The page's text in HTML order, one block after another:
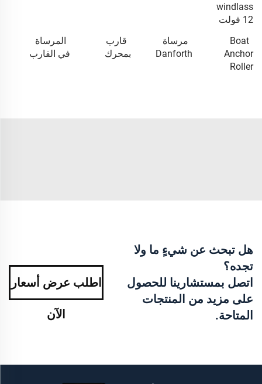
windlass
12 فولت
Boat
Anchor
Roller
مرساة
Danforth
قارب
بمحرك
المرساة
في القارب
هل تبحث عن شيءٍ ما ولا
تجده؟
اتصل بمستشارينا للحصول
على مزيد من المنتجات
المتاحة.
اطلب عرض أسعار
الآن